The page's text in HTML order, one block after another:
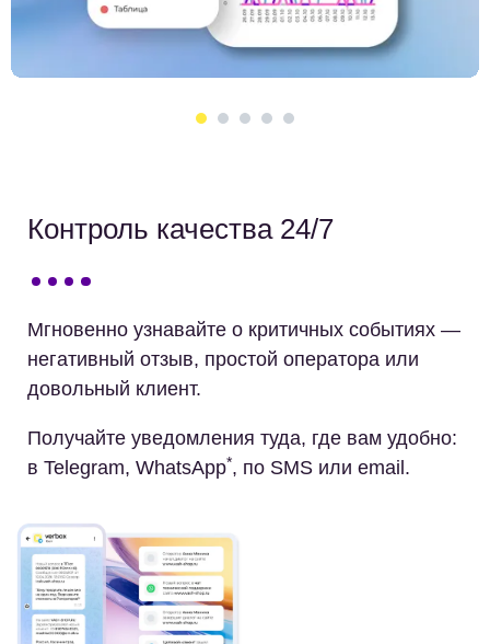
Контроль качества 24/7
Мгновенно узнавайте о критичных событиях —
негативный отзыв, простой оператора или
довольный клиент.
Получайте уведомления туда, где вам удобно:
в Telegram, WhatsApp*, по SMS или email.